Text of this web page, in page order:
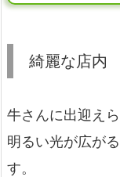
綺麗な店内
牛さんに出迎え
明るい光が広が
す。